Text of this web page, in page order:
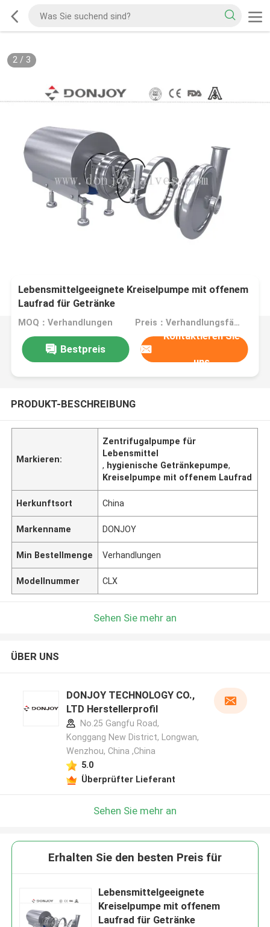
2/ 3
Lebensmittelgeeignete Kreiselpumpe mit offenem
Laufrad für Getränke
MOQ：Verhandlungen Preis：Verhandlungsfähig
Bestpreis
Kontaktieren Sie
uns
PRODUKT-BESCHREIBUNG
Markieren:
Zentrifugalpumpe für
Lebensmittel
, hygienische Getränkepumpe,
Kreiselpumpe mit offenem Laufrad
Herkunftsort China
Markenname DONJOY
Min Bestellmenge Verhandlungen
Modellnummer CLX
Sehen Sie mehr an
ÜBER UNS
DONJOY TECHNOLOGY CO.,
LTD Herstellerprofil
No.25 Gangfu Road,
Konggang New District, Longwan,
Wenzhou, China ,China
5.0
Überprüfter Lieferant
Sehen Sie mehr an
Erhalten Sie den besten Preis für
Lebensmittelgeeignete
Kreiselpumpe mit offenem
Laufrad für Getränke